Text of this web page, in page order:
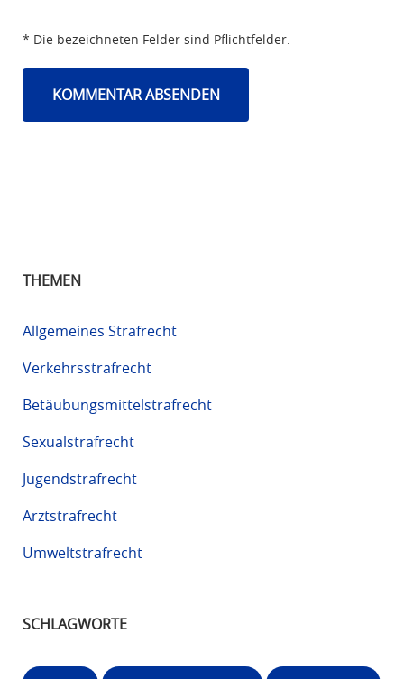
* Die bezeichneten Felder sind Pflichtfelder.
THEMEN
Allgemeines Strafrecht
Verkehrsstrafrecht
Betäubungsmittelstrafrecht
Sexualstrafrecht
Jugendstrafrecht
Arztstrafrecht
Umweltstrafrecht
SCHLAGWORTE